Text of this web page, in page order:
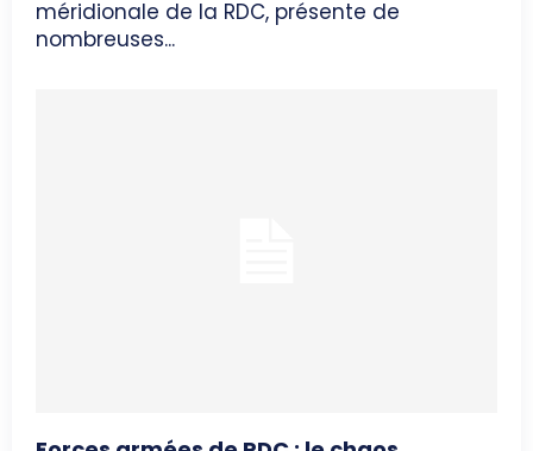
méridionale de la RDC, présente de
nombreuses...